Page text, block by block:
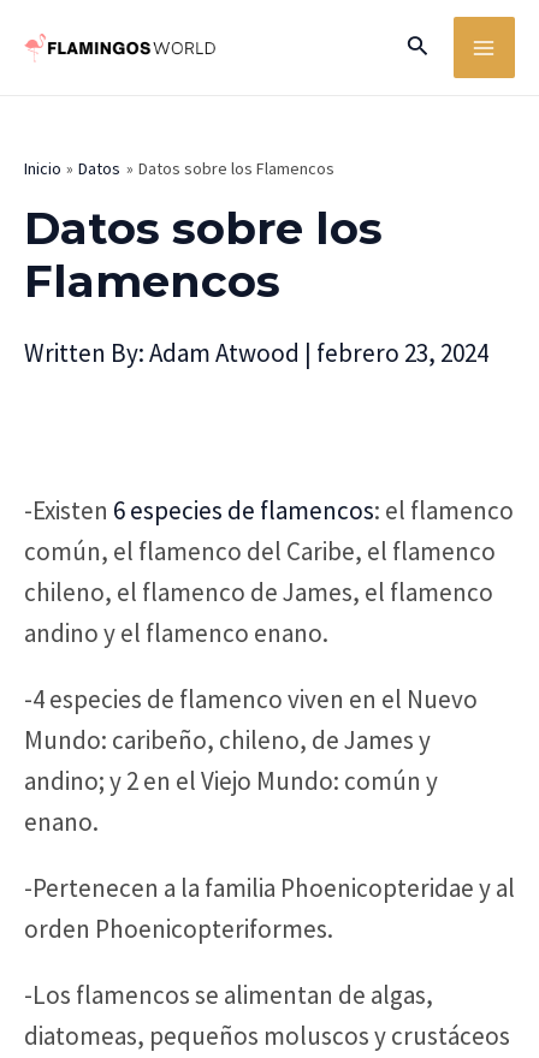
Buscar
Inicio Datos Datos sobre los Flamencos
Datos sobre los
Flamencos
Written By:Adam Atwood | febrero 23, 2024
-Existen 6 especies de flamencos: el flamenco
común, el flamenco del Caribe, el flamenco
chileno, el flamenco de James, el flamenco
andino y el flamenco enano.
-4 especies de flamenco viven en el Nuevo
Mundo: caribeño, chileno, de James y
andino; y 2 en el Viejo Mundo: común y
enano.
-Pertenecen a la familia Phoenicopteridae y al
orden Phoenicopteriformes.
-Los flamencos se alimentan de algas,
diatomeas, pequeños moluscos y crustáceos